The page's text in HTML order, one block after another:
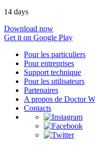
14 days
Download now
Get it on Google Play
Pour les particuliers
Pour entreprises
Support technique
Pour les utilisateurs
Partenaires
A propos de Doctor
Contacts